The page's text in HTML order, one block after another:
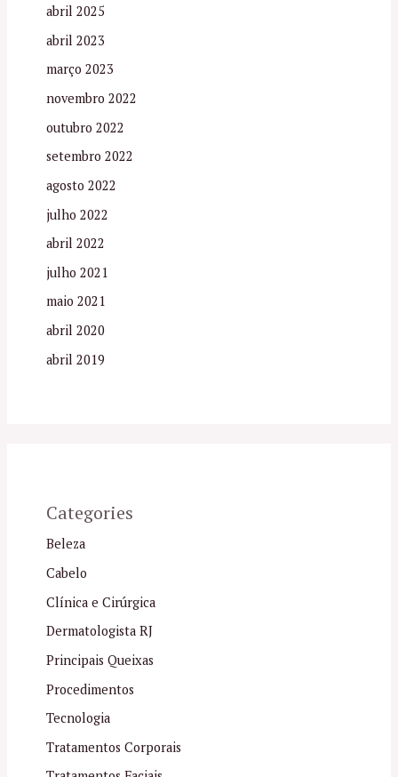
abril 2025
abril 2023
março 2023
novembro 2022
outubro 2022
setembro 2022
agosto 2022
julho 2022
abril 2022
julho 2021
maio 2021
abril 2020
abril 2019
Categories
Beleza
Cabelo
Clínica e Cirúrgica
Dermatologista RJ
Principais Queixas
Procedimentos
Tecnologia
Tratamentos Corporais